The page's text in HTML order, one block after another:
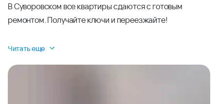
В Суворовском все квартиры сдаются с готовым
ремонтом. Получайте ключи и переезжайте!
Читать еще